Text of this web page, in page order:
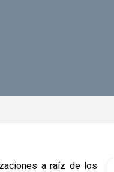
a raíz de los